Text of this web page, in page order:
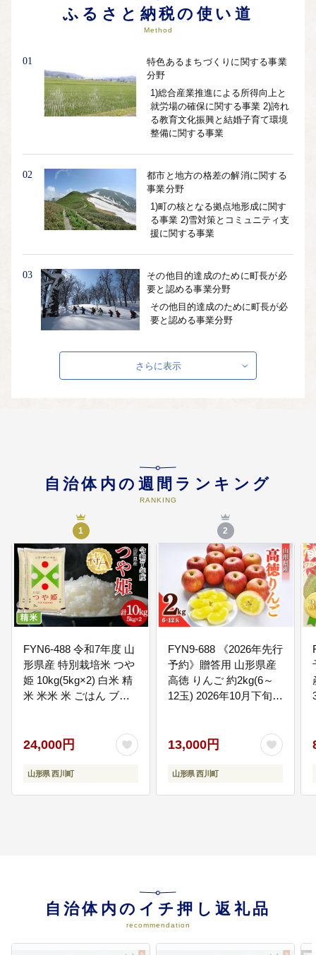
ふるさと納税の使い道
Method
01
特色あるまちづくりに関する事業
分野
1)総合産業推進による所得向上と
就労場の確保に関する事業 2)誇れ
る教育文化振興と結婚子育て環境
整備に関する事業
02
都市と地方の格差の解消に関する
事業分野
1)町の核となる拠点地形成に関す
る事業 2)雪対策とコミュニティ支
援に関する事業
03
その他目的達成のために町長が必
要と認める事業分野
その他目的達成のために町長が必
要と認める事業分野
さらに表示
自治体内の週間ランキング
RANKING
1
FYN6-488 令和7年度 山
形県産 特別栽培米 つや
姫 10kg(5kg×2) 白米 精
米 米米 米 ごはん ブラ
フト 自宅 家庭 山形県
24,000円
山形県 西川町
2
FYN9-688 《2026年先行
予約》贈答用 山形県産
高徳 りんご 約2kg(6～
12玉) 2026年10月下旬頃
くだもの フルーツ 贈り
物 ギフト プレゼント 化
粧箱 産地直送 山形県 西
13,000円
山形県 西川町
自治体内のイチ押し返礼品
recommendation